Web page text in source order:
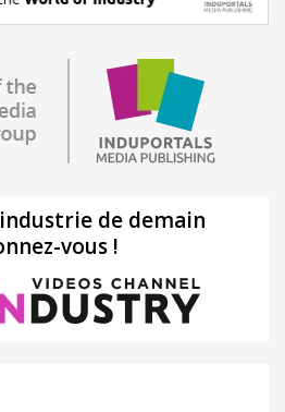
de demain
vous !